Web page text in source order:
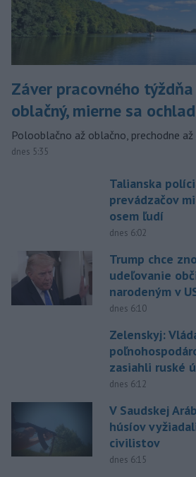
Záver pracovného
oblačný, mierne sa
Polooblačno až oblačno, prechodne až
dnes 5:35
Talianska
prevádzačov
osem ľudí
dnes 6:02
Trump chce
udeľovanie
narodeným v
dnes 6:10
Zelenskyj:
zasiahli ruské
dnes 6:12
V Saudskej
húsíov
civilistov
dnes 6:15